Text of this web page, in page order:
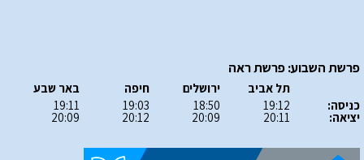
פרשת השבוע: פרשת ראה
כניסה:
יציאה:
תל אביב
19:12
20:11
ירושלים
18:50
20:09
חיפה
19:03
20:12
באר שבע
19:11
20:09